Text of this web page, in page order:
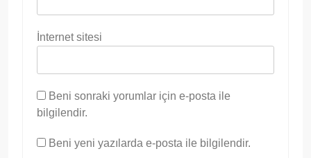
İnternet sitesi
Beni sonraki yorumlar için e-posta ile
bilgilendir.
Beni yeni yazılarda e-posta ile bilgilendir.